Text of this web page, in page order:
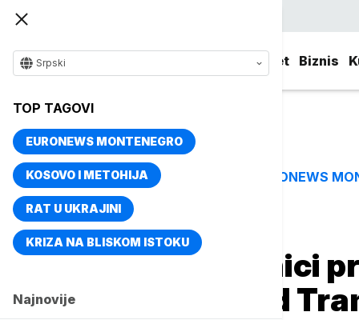
Svet Biznis
Srpski
TOP TAGOVI
EURONEWS MONTENEGRO
KOSOVO I METOHIJA
RAT U UKRAJINI
KRIZA NA BLISKOM ISTOKU
Najnovije
TOP TAGOVI EURONEWS
Naslovna Svet
Američki uvoznici
vina u strahu od